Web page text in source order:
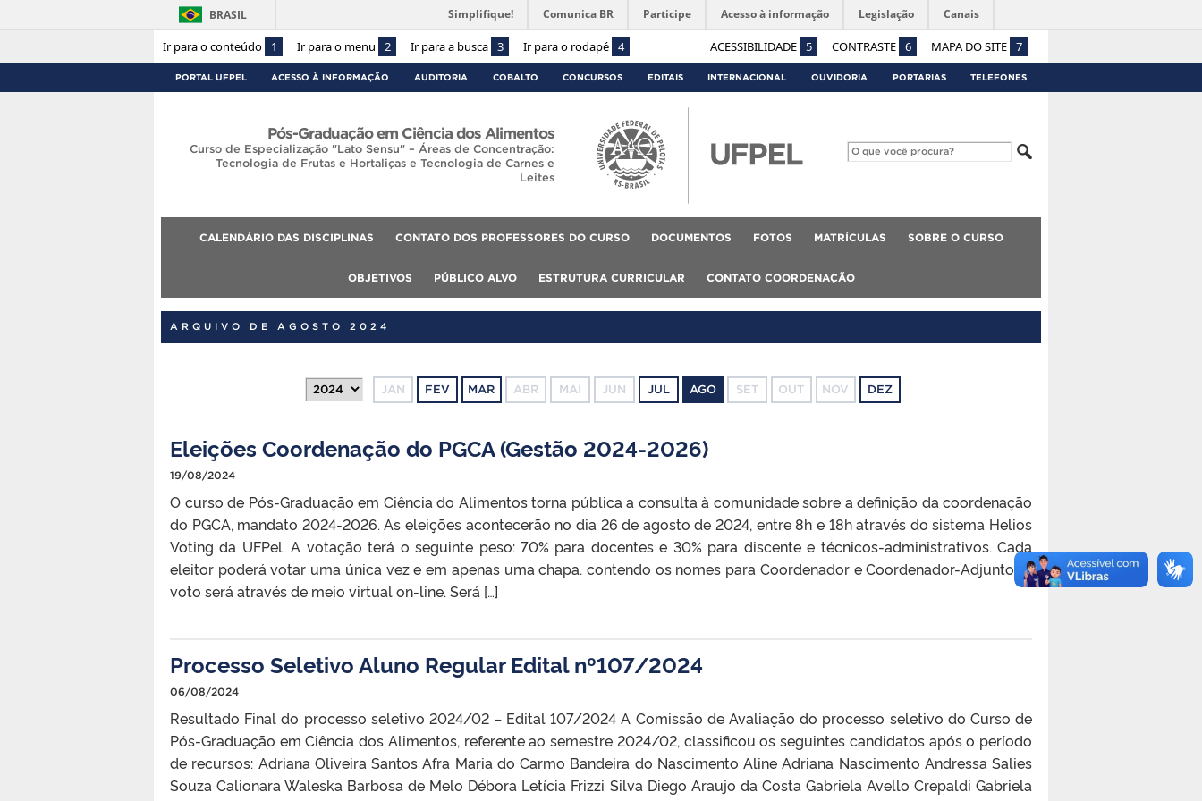
Ir para o conteúdo 1 Ir para o menu 2 Ir para a busca 3 Ir para o rodapé 4 ACESSIBILIDADE 5 CONTRASTE 6 MAPA DO SITE 7
BRASIL Simplifique! Comunica BR Participe Acesso à informação Legislação Canais
PORTAL UFPEL ACESSO À INFORMAÇÃO AUDITORIA COBALTO CONCURSOS EDITAIS INTERNACIONAL OUVIDORIA PORTARIAS TELEFONES
Pós-Graduação em Ciência dos Alimentos
Curso de Especialização "Lato Sensu" – Áreas de Concentração:
Tecnologia de Frutas e Hortaliças e Tecnologia de Carnes e
Leites
CALENDÁRIO DAS DISCIPLINAS CONTATO DOS PROFESSORES DO CURSO DOCUMENTOS FOTOS MATRÍCULAS SOBRE O CURSO
OBJETIVOS PÚBLICO ALVO ESTRUTURA CURRICULAR CONTATO COORDENAÇÃO
ARQUIVO DE AGOSTO 2024
JAN FEV MAR ABR MAI JUN JUL AGO SET OUT NOV DEZ
Eleições Coordenação do PGCA (Gestão 2024-2026)
19/08/2024
O curso de Pós-Graduação em Ciência do Alimentos torna pública a consulta à comunidade sobre a definição da coordenação
do PGCA, mandato 2024-2026. As eleições acontecerão no dia 26 de agosto de 2024, entre 8h e 18h através do sistema Helios
Voting da UFPel. A votação terá o seguinte peso: 70% para docentes e 30% para discente e técnicos-administrativos. Cada
eleitor poderá votar uma única vez e em apenas uma chapa. contendo os nomes para Coordenador e Coordenador-Adjunto. O
voto será através de meio virtual on-line. Será […]
Processo Seletivo Aluno Regular Edital nº107/2024
06/08/2024
Resultado Final do processo seletivo 2024/02 – Edital 107/2024 A Comissão de Avaliação do processo seletivo do Curso de
Pós-Graduação em Ciência dos Alimentos, referente ao semestre 2024/02, classificou os seguintes candidatos após o período
de recursos: Adriana Oliveira Santos Afra Maria do Carmo Bandeira do Nascimento Aline Adriana Nascimento Andressa Salies
Souza Calionara Waleska Barbosa de Melo Débora Letícia Frizzi Silva Diego Araujo da Costa Gabriela Avello Crepaldi Gabriela